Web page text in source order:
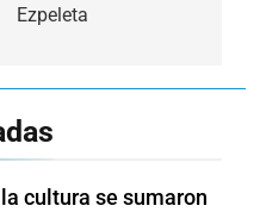
Ezpeleta
cultura se sumaron